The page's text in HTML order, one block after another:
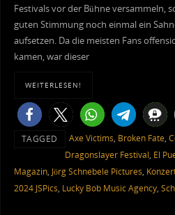
Festivals vor der Bühne versammeln,
guten Stimmung noch einmal ein
aufsetzen. Da die meisten Fans
kamen, war dieser
WEITERLESEN!
TAGGED Axe Victims, Broken Fate,
Dragonslayer Festival, El
Magazin, Jörg Schnebele Pictures,
2024 JSPics, Lucky Bob Music Agency,